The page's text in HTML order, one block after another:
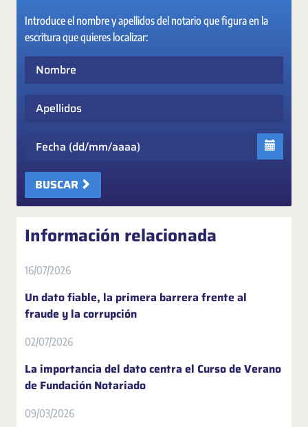
Introduce el nombre y apellidos del notario que figura en la
escritura que quieres localizar:
Apellidos
BUSCAR
Información relacionada
16/07/2026
Un dato fiable, la primera barrera frente al
fraude y la corrupción
02/07/2026
La importancia del dato centra el Curso de Verano
de Fundación Notariado
09/03/2026